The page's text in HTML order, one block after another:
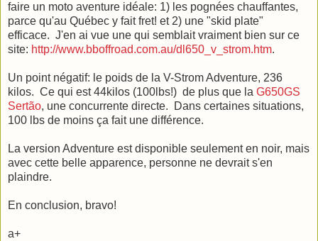
faire un moto aventure idéale: 1) les pognées chauffantes,
parce qu'au Québec y fait fret! et 2) une "skid plate"
efficace. J'en ai vue une qui semblait vraiment bien sur ce
site: http://www.bboffroad.com.au/dl650_v_strom.htm.
Un point négatif: le poids de la V-Strom Adventure, 236
kilos. Ce qui est 44kilos (100lbs!) de plus que la G650GS
Sertão, une concurrente directe. Dans certaines situations,
100 lbs de moins ça fait une différence.
La version Adventure est disponible seulement en noir, mais
avec cette belle apparence, personne ne devrait s'en
plaindre.
En conclusion, bravo!
a+